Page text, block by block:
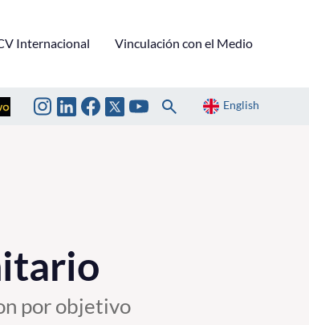
Internacional Vinculación con el Medio
English
por objetivo